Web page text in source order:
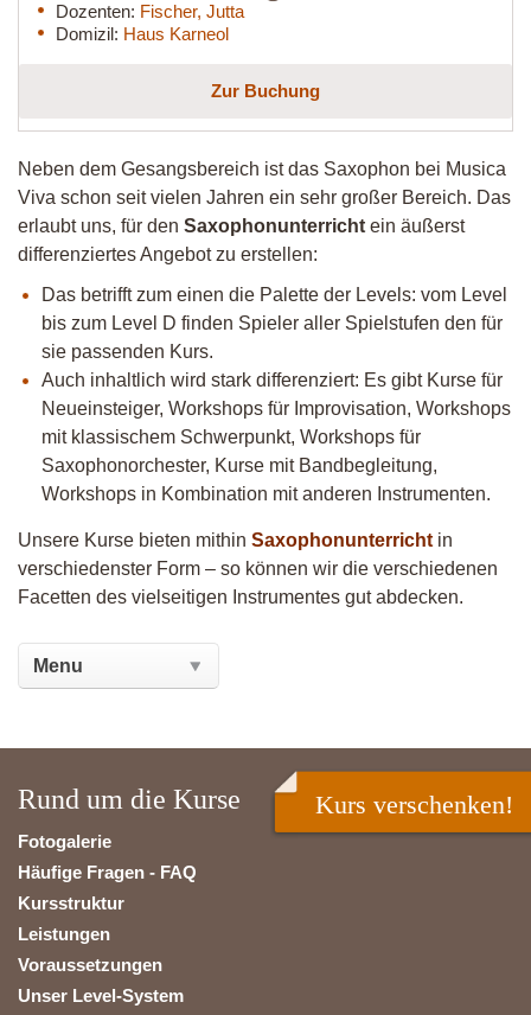
Dozenten: Fischer, Jutta
Domizil: Haus Karneol
Zur Buchung
Neben dem Gesangsbereich ist das Saxophon bei Musica
Viva schon seit vielen Jahren ein sehr großer Bereich. Das
erlaubt uns, für den Saxophonunterricht ein äußerst
differenziertes Angebot zu erstellen:
Das betrifft zum einen die Palette der Levels: vom Level
bis zum Level D finden Spieler aller Spielstufen den für
sie passenden Kurs.
Auch inhaltlich wird stark differenziert: Es gibt Kurse für
Neueinsteiger, Workshops für Improvisation, Workshops
mit klassischem Schwerpunkt, Workshops für
Saxophonorchester, Kurse mit Bandbegleitung,
Workshops in Kombination mit anderen Instrumenten.
Unsere Kurse bieten mithin Saxophonunterricht in
verschiedenster Form – so können wir die verschiedenen
Facetten des vielseitigen Instrumentes gut abdecken.
Rund um die Kurse
Fotogalerie
Häufige Fragen - FAQ
Kursstruktur
Leistungen
Voraussetzungen
Unser Level-System
Kurs verschenken!